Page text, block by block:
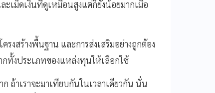
เม็ดเงินที่ดูเหมือนสูงแต่ก็ยังน้อยมากเมื่อ
รงสร้างพื้นฐาน และการส่งเสริมอย่างถูกต้อง
ทั้งประเภทของแหล่งทุนให้เลือกใช้
ถ้าเราจะมาเทียบกันในเวลาเดียวกัน นั่น